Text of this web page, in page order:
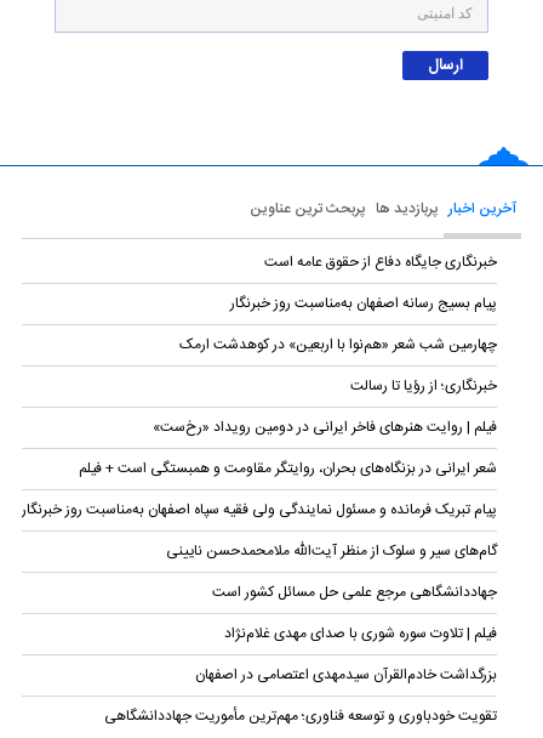
آخرین اخبار پربازدید ها پربحث ترین عناوین
خبرنگاری جایگاه دفاع از حقوق عامه است
پیام بسیج رسانه اصفهان به‌مناسبت روز خبرنگار
چهارمین شب شعر «هم‌نوا با اربعین» در کوهدشت ارمک
خبرنگاری؛ از رؤیا تا رسالت
فیلم | روایت هنرهای فاخر ایرانی در دومین رویداد «رخ‌ست»
شعر ایرانی در بزنگاه‌های بحران، روایتگر مقاومت و همبستگی است + فیلم
پیام تبریک فرمانده و مسئول نمایندگی ولی فقیه سپاه اصفهان به‌مناسبت روز خبرنگار
گام‌های سیر و سلوک از منظر آیت‌الله ملامحمدحسن نایینی
جهاددانشگاهی مرجع علمی حل مسائل کشور است
فیلم | تلاوت سوره شوری با صدای مهدی غلام‌نژاد
بزرگداشت خادم‌القرآن سیدمهدی اعتصامی در اصفهان
تقویت خودباوری و توسعه فناوری؛ مهم‌ترین مأموریت جهاددانشگاهی